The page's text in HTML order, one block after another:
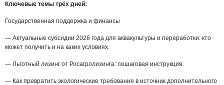
Ключевые темы трёх дней:
Государственная поддержка и финансы
— Актуальные субсидии 2026 года для аквакультуры и переработки: кто
может получить и на каких условиях.
— Льготный лизинг от Росагролизинга: пошаговая инструкция.
— Как превратить экологические требования в источник дополнительного